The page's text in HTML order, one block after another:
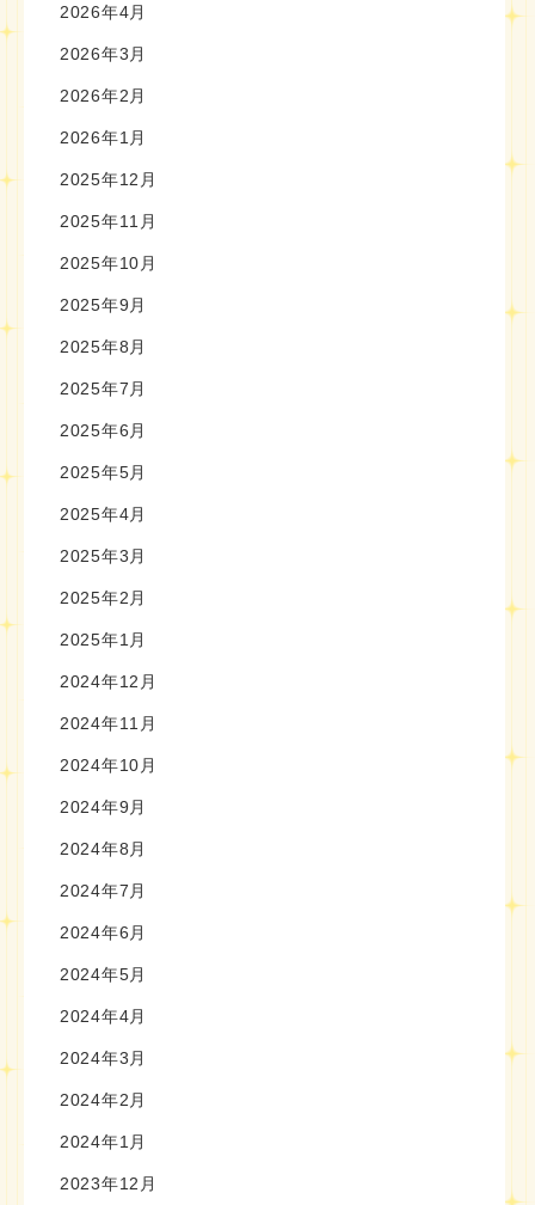
2026年4月
2026年3月
2026年2月
2026年1月
2025年12月
2025年11月
2025年10月
2025年9月
2025年8月
2025年7月
2025年6月
2025年5月
2025年4月
2025年3月
2025年2月
2025年1月
2024年12月
2024年11月
2024年10月
2024年9月
2024年8月
2024年7月
2024年6月
2024年5月
2024年4月
2024年3月
2024年2月
2024年1月
2023年12月